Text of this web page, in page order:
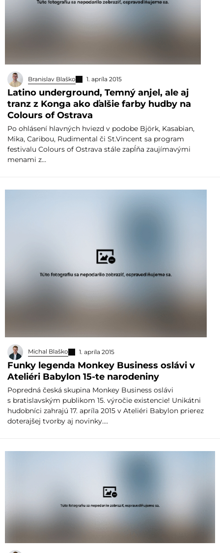
Branislav Blaško 1. apríla 2015
Latino underground, Temný anjel, ale aj
tranz z Konga ako ďalšie farby hudby na
Colours of Ostrava
Po ohlásení hlavných hviezd v podobe Björk, Kasabian,
Mika, Caribou, Rudimental či St.Vincent sa program
festivalu Colours of Ostrava stále zapĺňa zaujímavými
menami z…
Michal Blaško 1. apríla 2015
Funky legenda Monkey Business oslávi v
Ateliéri Babylon 15-te narodeniny
Popredná česká skupina Monkey Business oslávi
s bratislavským publikom 15. výročie existencie! Unikátni
hudobníci zahrajú 17. apríla 2015 v Ateliéri Babylon prierez
doterajšej tvorby aj novinky….